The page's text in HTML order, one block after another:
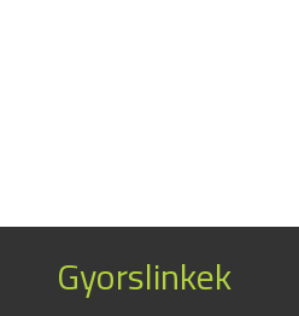
Gyorslinkek